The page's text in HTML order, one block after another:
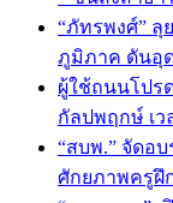
“ภัทรพงศ์” ลุ
ภูมิภาค ดันอุ
ผู้ใช้ถนนโปร
กัลปพฤกษ์ เว
“สบพ.” จัดอบ
ศักยภาพครูฝึ